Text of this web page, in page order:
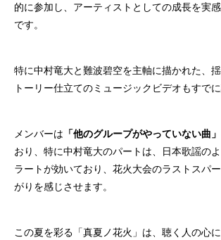
的に参加し、アーティストとしての成長を実
です。
特に中村竜大と難波碧空を主軸に描かれた、
トーリー仕立てのミュージックビデオもすでに
メンバーは 「他のグループがやっていない曲」
おり、特に中村竜大のパートは、日本歌謡の
ラートが効いており、花火大会のラストスパ
がりを感じさせます。
この夏を彩る「真夏ノ花火」は、聴く人の心